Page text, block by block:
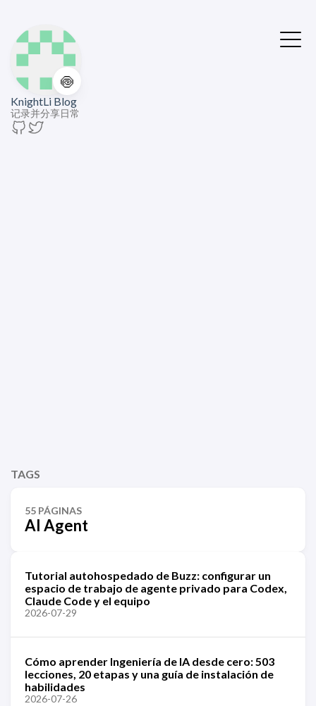
🍥
KnightLi Blog
记录并分享日常
TAGS
55 PÁGINAS
AI Agent
Tutorial autohospedado de Buzz: configurar un
espacio de trabajo de agente privado para Codex,
Claude Code y el equipo
2026-07-29
Cómo aprender Ingeniería de IA desde cero: 503
lecciones, 20 etapas y una guía de instalación de
habilidades
2026-07-26